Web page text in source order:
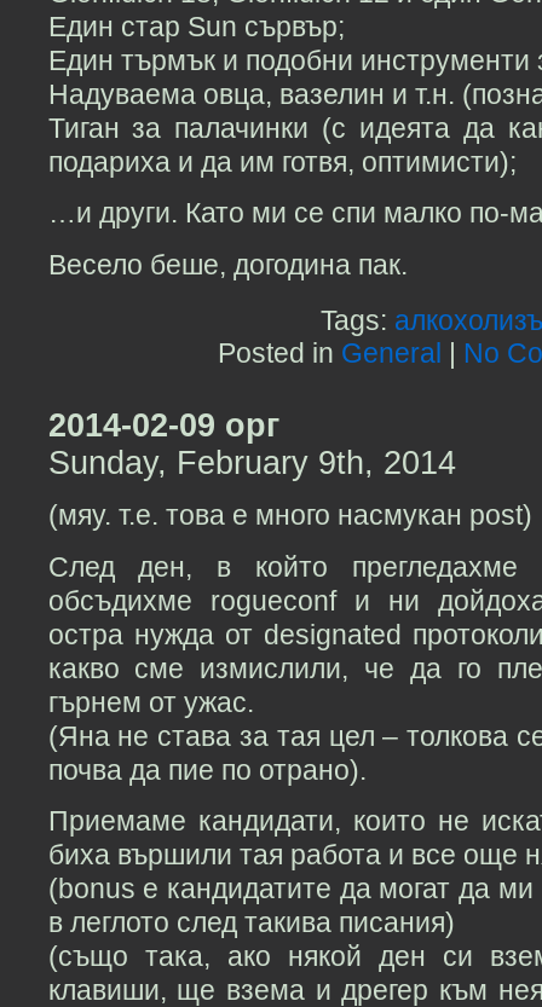
Един стар Sun сървър;
Един търмък и подобни инструменти
Надуваема овца, вазелин и т.н.
Тиган за палачинки (с идеята да
подариха и да им готвя, оптимисти);
…и други. Като ми се спи малко по-
Весело беше, догодина пак.
Tags:
Posted in General | No
2014-02-09 орг
Sunday, February 9th, 2014
(мяу. т.е. това е много насмукан post)
След ден, в който прегледахме
обсъдихме rogueconf и ни
остра нужда от designated
какво сме измислили, че да го
гърнем от ужас.
(Яна не става за тая цел – толкова
почва да пие по отрано).
Приемаме кандидати, които не
биха вършили тая работа и все още
(bonus е кандидатите да могат да
в леглото след такива писания)
(също така, ако някой ден си
клавиши, ще взема и дрегер към